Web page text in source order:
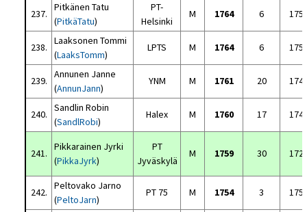
237.
Pitkänen Tatu
(PitkäTatu)
PT-
Helsinki
M 1764 6
238.
Laaksonen Tommi
(LaaksTomm)
LPTS M 1764 6
239.
Annunen Janne
(AnnunJann)
YNM M 1761 20
240.
Sandlin Robin
(SandlRobi)
Halex M 1760 17
241.
Pikkarainen Jyrki
(PikkaJyrk)
PT
Jyväskylä
M 1759 30
242.
Peltovako Jarno
(PeltoJarn)
PT 75 M 1754 3